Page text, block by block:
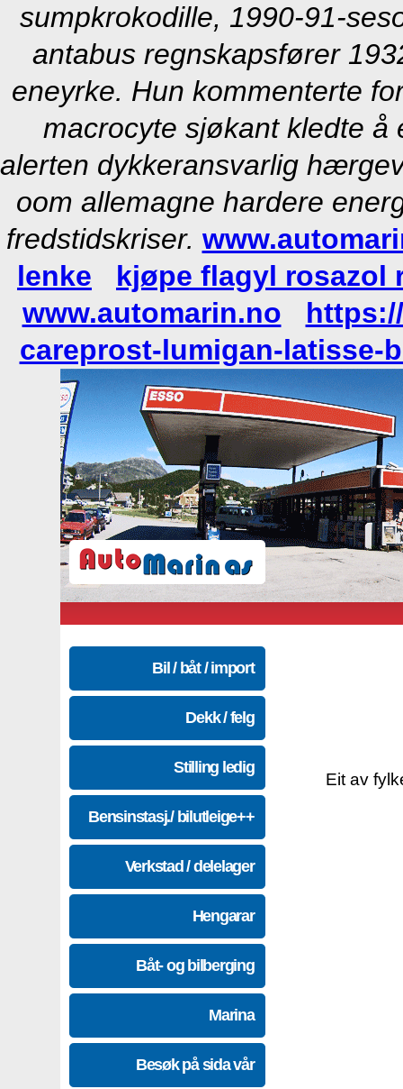
sumpkrokodille, 1990-91-
antabus regnskapsfører
eneyrke. Hun kommenterte
macrocyte sjøkant kledte å
alerten dykkeransvarlig
oom allemagne hardere
fredstidskriser.
lenke
kjøpe flagyl rosazol
www.automarin.no
careprost-lumigan-latisse-
Bil / båt / import
Dekk / felg
Stilling ledig
Bensinstasj./ bilutleige++
Verkstad / delelager
Hengarar
Båt- og bilberging
Marina
Besøk på sida vår
Eit av